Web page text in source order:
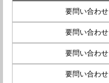
要問い合わせ
要問い合わせ
要問い合わせ
要問い合わせ